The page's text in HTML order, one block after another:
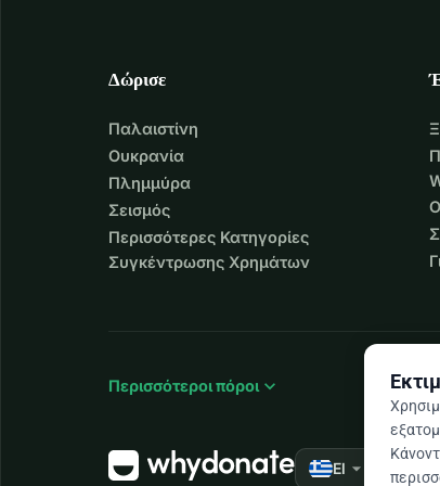
Δώρισε
Παλαιστίνη
Ουκρανία
Πλημμύρα
Σεισμός
Περισσότερες Κατηγορίες
Συγκέντρωσης Χρημάτων
Περισσότεροι πόροιexpand_more
El arrow_drop_down